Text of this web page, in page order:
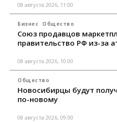
08 августа 2026, 11:00
Бизнес Общество
Союз продавцов
правительство РФ из-за
08 августа 2026, 10:00
Общество
Новосибирцы будут
по-новому
08 августа 2026, 09:00